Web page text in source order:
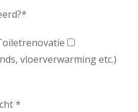
vloerverwarming etc.)
*